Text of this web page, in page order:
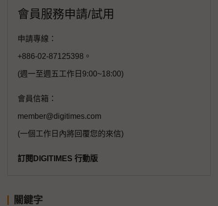
會員服務申請/試用
申請專線：
+886-02-87125398。
(週一至週五工作日9:00~18:00)
會員信箱：
member@digitimes.com
(一個工作日內將回覆您的來信)
訂閱DIGITIMES 行動版
關鍵字